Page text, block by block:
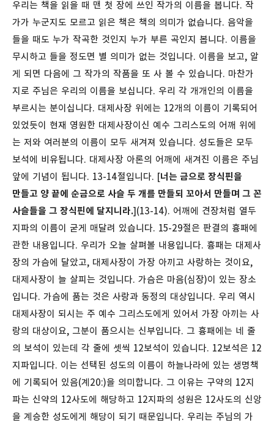
우리는 책을 읽을 때 맨 첫 장에 쓰인 작가의 이름을 봅니다. 작
가가 누군지도 모르고 읽은 책은 책의 의미가 없습니다. 음악을
들을 때도 누가 작곡한 것인지 누가 부른 곡인지 봅니다. 이름을
무시하고 들을 정도면 별 의미가 없는 것입니다. 이름을 보고, 알
게 되면 다음에 그 작가의 작품을 또 사 볼 수 있습니다. 마찬가
지로 주님은 우리의 이름을 보십니다. 우리 각 개개인의 이름을
부르시는 분이십니다. 대제사장 위에는 12개의 이름이 기록되어
있었듯이 현재 영원한 대제사장이신 예수 그리스도의 어깨 위에
는 저와 여러분의 이름이 모두 새겨져 있습니다. 성도들은 모두
보석에 비유됩니다. 대제사장 아론의 어깨에 새겨진 이름은 주님
앞에 기념이 됩니다. 13-14절입니다. [너는 금으로 장식핀을
만들고 양 끝에 순금으로 사슬 두 개를 만들되 꼬아서 만들며 그 꼰
사슬들을 그 장식핀에 달지니라.](13-14). 어깨에 견장처럼 열두
지파의 이름이 굳게 매달려 있습니다. 15-29절은 판결의 흉패에
관한 내용입니다. 우리가 오늘 살펴볼 내용입니다. 흉패는 대제사
장의 가슴에 달았고, 대제사장이 가장 아끼고 사랑하는 것이요,
대제사장이 늘 살피는 것입니다. 가슴은 마음(심장)이 있는 장소
입니다. 가슴에 품는 것은 사랑과 동정의 대상입니다. 우리 역시
대제사장이 되시는 주 예수 그리스도에게 있어서 가장 아끼는 사
랑의 대상이요, 그분이 품으시는 신부입니다. 그 흉패에는 네 줄
의 보석이 있는데 각 줄에 셋씩 12보석이 있습니다. 12보석은 12
지파입니다. 이는 선택된 성도의 이름이 하늘나라에 있는 생명책
에 기록되어 있음(계20:)을 의미합니다. 그 이유는 구약의 12지
파는 신약의 12사도에 해당하고 12지파의 성원은 12사도의 신앙
을 계승한 성도에게 해당이 되기 때문입니다. 우리는 주님의 가